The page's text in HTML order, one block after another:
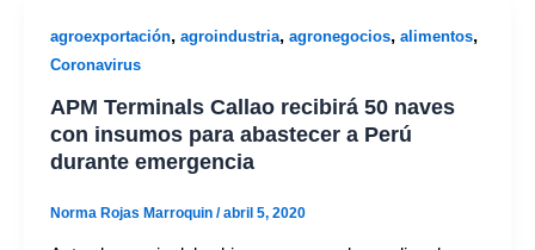
agroexportación, agroindustria, agronegocios, alimentos,
Coronavirus
APM Terminals Callao recibirá 50 naves
con insumos para abastecer a Perú
durante emergencia
Norma Rojas Marroquin /abril 5, 2020